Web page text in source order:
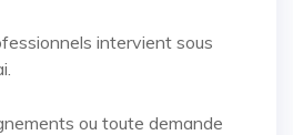
intervient sous
ou toute demande